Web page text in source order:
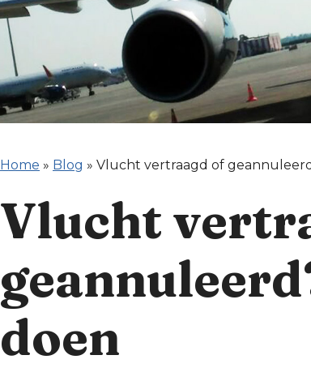
Home » Blog » Vlucht vertraagd of
Vlucht
doen